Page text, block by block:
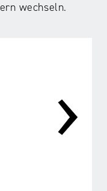
wechseln.